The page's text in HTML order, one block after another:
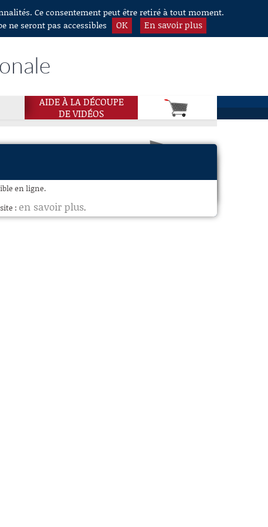
Ce consentement peut être retiré à tout moment.
ne seront pas accessibles
OK En savoir plus
AIDE À LA DÉCOUPE
DE VIDÉOS
en ligne.
: en savoir plus.